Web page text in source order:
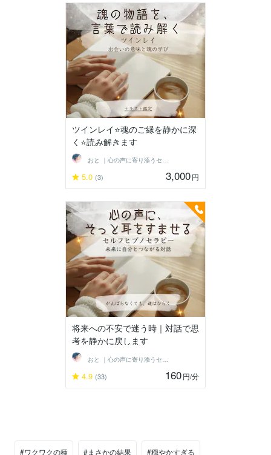
ツインレイ⭐️魂のご縁を静かに深
く⭐️読み解きます
おと ｜心の声に寄り添うセラピスト
5.0 (3) 3,000円
将来への不安で迷う時｜対話で思
考を静かに戻します
4.9 (33) 160円/分
#ワクワクの種 #まさかの結果 #穏やかすぎる